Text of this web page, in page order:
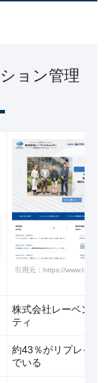
ョン管理
引用元：https://www.l-
株式会社レーベンコ
ティ
約43％がリプレイス
でいる